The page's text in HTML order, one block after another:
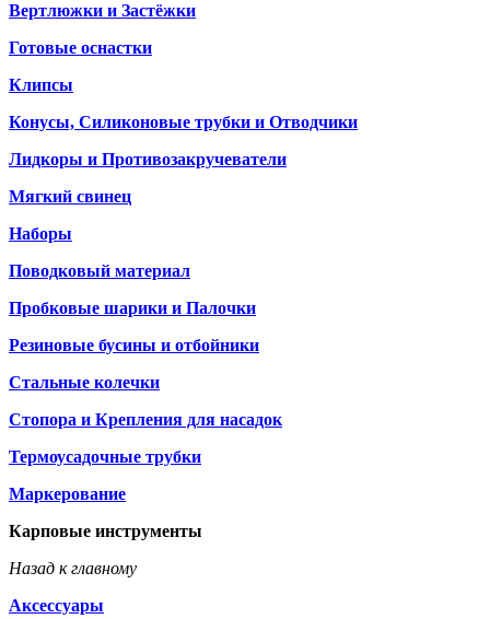
Вертлюжки и Застёжки
Готовые оснастки
Клипсы
Конусы, Силиконовые трубки и Отводчики
Лидкоры и Противозакручеватели
Мягкий свинец
Наборы
Поводковый материал
Пробковые шарики и Палочки
Резиновые бусины и отбойники
Стальные колечки
Стопора и Крепления для насадок
Термоусадочные трубки
Маркерование
Карповые инструменты
Назад к главному
Аксессуары